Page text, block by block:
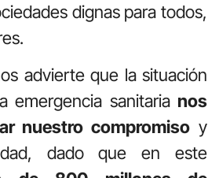
dignas para todos,
advierte que la situación
emergencia sanitaria nos
nuestro compromiso y
dado que en este